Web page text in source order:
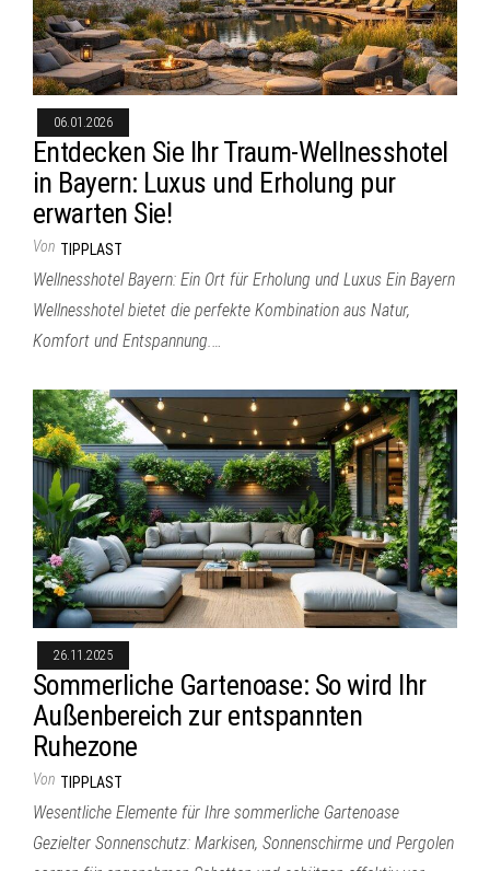
06.01.2026
Entdecken Sie Ihr Traum-Wellnesshotel
in Bayern: Luxus und Erholung pur
erwarten Sie!
Von TIPPLAST
Wellnesshotel Bayern: Ein Ort für Erholung und Luxus Ein Bayern
Wellnesshotel bietet die perfekte Kombination aus Natur,
Komfort und Entspannung.…
26.11.2025
Sommerliche Gartenoase: So wird Ihr
Außenbereich zur entspannten
Ruhezone
Von TIPPLAST
Wesentliche Elemente für Ihre sommerliche Gartenoase
Gezielter Sonnenschutz: Markisen, Sonnenschirme und Pergolen